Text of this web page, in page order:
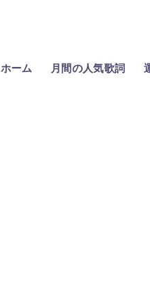
ホーム 月間の人気歌詞